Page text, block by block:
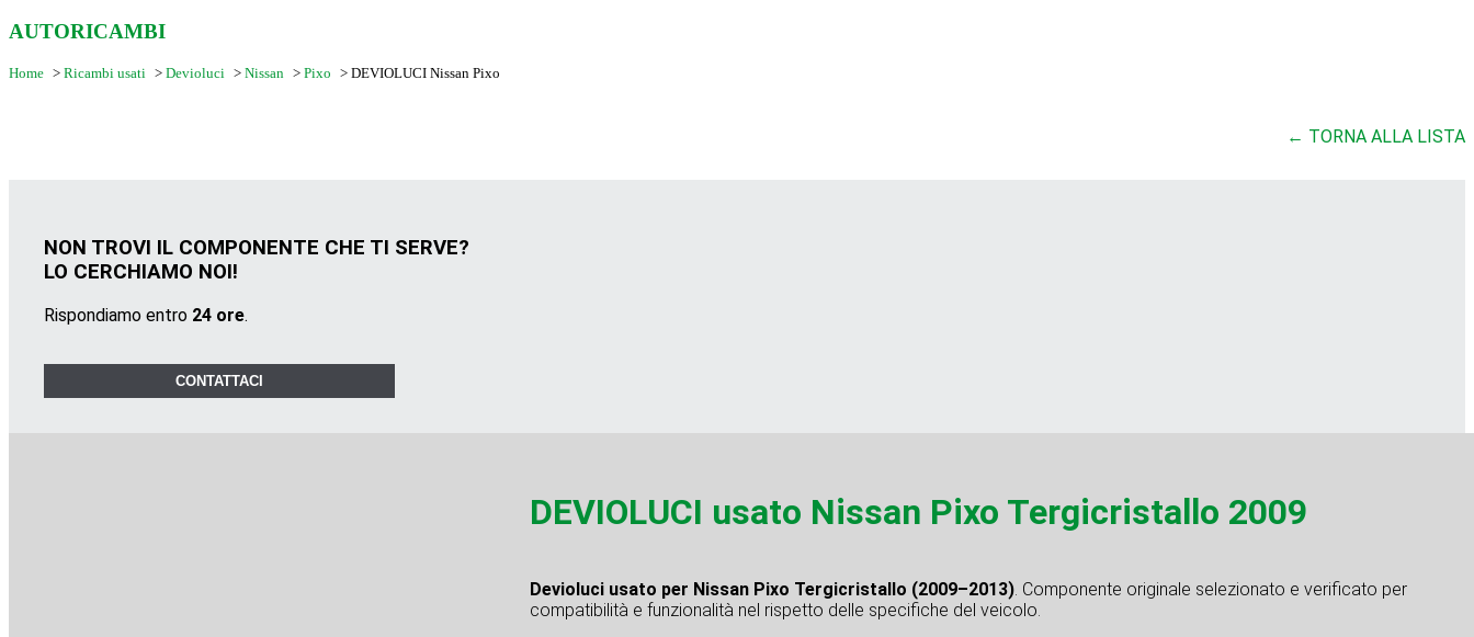
AUTORICAMBI
Home > Ricambi usati > Devioluci > Nissan > Pixo > DEVIOLUCI Nissan Pixo
← TORNA ALLA LISTA
NON TROVI IL COMPONENTE CHE TI SERVE?
LO CERCHIAMO NOI!
Rispondiamo entro 24 ore.
CONTATTACI
DEVIOLUCI usato Nissan Pixo Tergicristallo 2009
Devioluci usato per Nissan Pixo Tergicristallo (2009–2013). Componente originale selezionato e verificato per
compatibilità e funzionalità nel rispetto delle specifiche del veicolo.